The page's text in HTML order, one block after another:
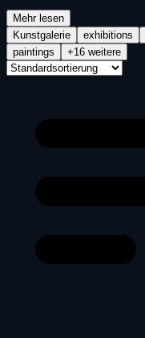
Mehr lesen
Kunstgalerie
exhibitions
paintings
+16 weitere